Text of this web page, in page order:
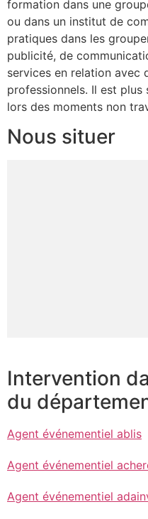
formation dans une
ou dans un institut de
pratiques dans les
publicité, de
services en relation avec
professionnels. Il est
lors des moments non
Nous situer
Intervention
du
Agent événementiel ablis
Agent événementiel
Agent événementiel